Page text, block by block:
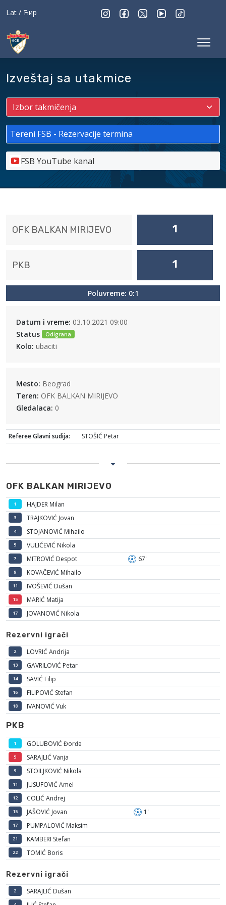
Lat / Ћир
Izveštaj sa utakmice
Tereni FSB - Rezervacije termina
FSB YouTube kanal
OFK BALKAN MIRIJEVO 1
PKB 1
Poluvreme: 0:1
Datum i vreme: 03.10.2021 09:00
Status
Odigrana
Kolo: ubaciti
Mesto: Beograd
Teren: OFK BALKAN MIRIJEVO
Gledalaca: 0
Referee Glavni sudija: STOŠIĆ Petar
OFK BALKAN MIRIJEVO
1 HAJDER Milan
3 TRAJKOVIĆ Jovan
4 STOJANOVIĆ Mihailo
5 VULIĆEVIĆ Nikola
7 MITROVIĆ Despot 67'
9 KOVAČEVIĆ Mihailo
11 IVOŠEVIĆ Dušan
15 MARIĆ Matija
17 JOVANOVIĆ Nikola
Rezervni igrači
2 LOVRIĆ Andrija
13 GAVRILOVIĆ Petar
14 SAVIĆ Filip
16 FILIPOVIĆ Stefan
18 IVANOVIĆ Vuk
PKB
1 GOLUBOVIĆ Đorđe
5 SARAJLIĆ Vanja
9 STOILJKOVIĆ Nikola
11 JUSUFOVIĆ Amel
12 COLIĆ Andrej
15 JAŠOVIĆ Jovan 1'
17 PUMPALOVIĆ Maksim
21 KAMBERI Stefan
22 TOMIĆ Boris
Rezervni igrači
2 SARAJLIĆ Dušan